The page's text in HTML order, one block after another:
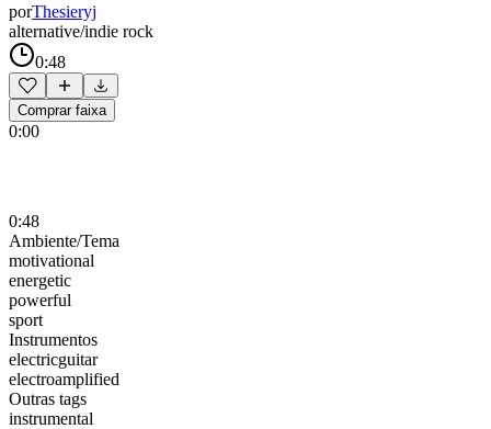
porThesieryj
alternative/indie rock
0:48
Comprar faixa
0:00
0:48
Ambiente/Tema
motivational
energetic
powerful
sport
Instrumentos
electricguitar
electroamplified
Outras tags
instrumental